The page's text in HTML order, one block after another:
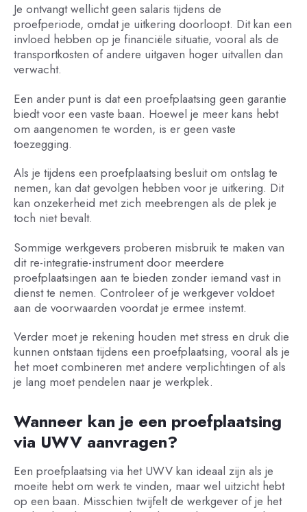
Je ontvangt wellicht geen salaris tijdens de
proefperiode, omdat je uitkering doorloopt. Dit kan een
invloed hebben op je financiële situatie, vooral als de
transportkosten of andere uitgaven hoger uitvallen dan
verwacht.
Een ander punt is dat een proefplaatsing geen garantie
biedt voor een vaste baan. Hoewel je meer kans hebt
om aangenomen te worden, is er geen vaste
toezegging.
Als je tijdens een proefplaatsing besluit om ontslag te
nemen, kan dat gevolgen hebben voor je uitkering. Dit
kan onzekerheid met zich meebrengen als de plek je
toch niet bevalt.
Sommige werkgevers proberen misbruik te maken van
dit re-integratie-instrument door meerdere
proefplaatsingen aan te bieden zonder iemand vast in
dienst te nemen. Controleer of je werkgever voldoet
aan de voorwaarden voordat je ermee instemt.
Verder moet je rekening houden met stress en druk die
kunnen ontstaan tijdens een proefplaatsing, vooral als je
het moet combineren met andere verplichtingen of als
je lang moet pendelen naar je werkplek.
Wanneer kan je een proefplaatsing
via UWV aanvragen?
Een proefplaatsing via het UWV kan ideaal zijn als je
moeite hebt om werk te vinden, maar wel uitzicht hebt
op een baan. Misschien twijfelt de werkgever of je het